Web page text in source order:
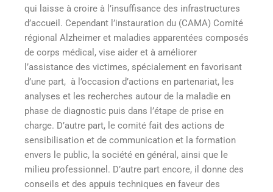
qui laisse à croire à l’insuffisance des infrastructures
d’accueil. Cependant l’instauration du (CAMA) Comité
régional Alzheimer et maladies apparentées composés
de corps médical, vise aider et à améliorer
l’assistance des victimes, spécialement en favorisant
d’une part, à l’occasion d’actions en partenariat, les
analyses et les recherches autour de la maladie en
phase de diagnostic puis dans l’étape de prise en
charge. D’autre part, le comité fait des actions de
sensibilisation et de communication et la formation
envers le public, la société en général, ainsi que le
milieu professionnel. D’autre part encore, il donne des
conseils et des appuis techniques en faveur des